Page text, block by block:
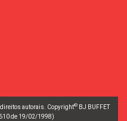
direitos autorais. Copyright© BJ BUFFET
de 19/02/1998)